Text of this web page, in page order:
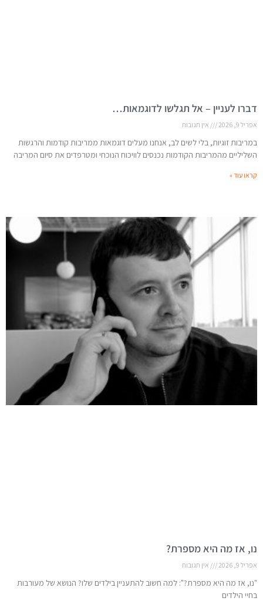
דברו לעניין – אל תגלשו לדוגמאות…
אפריל 9, 2026 אין תגובות
במריבות זוגיות, בלי לשים לב, אנחנו מעלים דוגמאות ממריבות קודמות והרגשות
השליליים מהמריבות הקודמות נכנסים לוויכוח הנוכחי ומטרפדים את סיום המריבה
קראו עוד »
נו, אז מה היא מספרת?
אפריל 9, 2026 אין תגובות
"נו, אז מה היא מספרת?": למה חשוב להתעניין בילדים שלו? הנושא של מעורבות
בחיי הילדים